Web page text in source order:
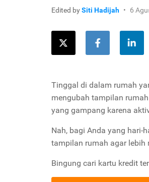
Edited bySiti Hadijah 6
Tinggal di dalam rumah
mengubah tampilan
yang gampang karena
Nah, bagi Anda yang hari-
tampilan rumah agar lebih
Bingung cari kartu kredit